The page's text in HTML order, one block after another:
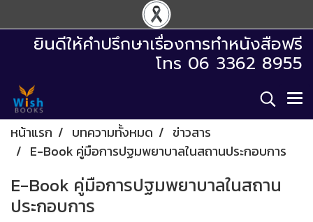
ยินดีให้คำปรึกษาเรื่องการทำหนังสือฟรี
โทร 06 3362 8955
หน้าแรก บทความทั้งหมด
ข่าวสาร
E-Book คู่มือการปฐมพยาบาลในสถานประกอบการ
E-Book คู่มือการปฐมพยาบาลในสถาน
ประกอบการ